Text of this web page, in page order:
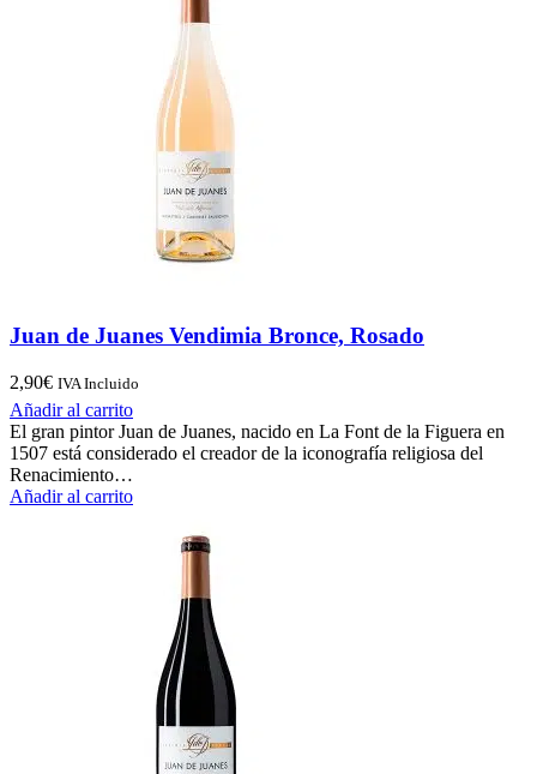
Juan de Juanes Vendimia Bronce, Rosado
2,90€ IVA Incluido
Añadir al carrito
El gran pintor Juan de Juanes, nacido en La Font de la Figuera en
1507 está considerado el creador de la iconografía religiosa del
Renacimiento…
Añadir al carrito